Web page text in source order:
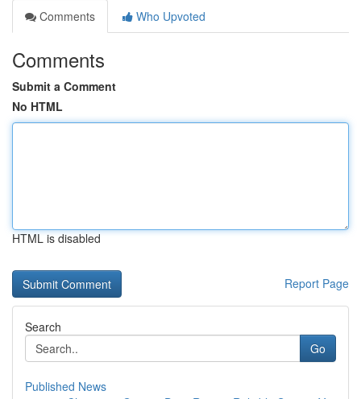
Comments
Who Upvoted
Comments
Submit a Comment
No HTML
HTML is disabled
Report Page
Search
Go
Published News